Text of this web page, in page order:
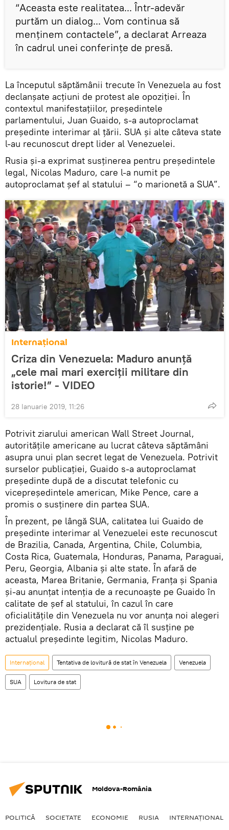
“Aceasta este realitatea... Într-adevăr
purtăm un dialog... Vom continua să
menținem contactele”, a declarat Arreaza
în cadrul unei conferințe de presă.
La începutul săptămânii trecute în Venezuela au fost
declanșate acțiuni de protest ale opoziției. În
contextul manifestațiilor, președintele
parlamentului, Juan Guaido, s-a autoproclamat
președinte interimar al țării. SUA și alte câteva state
l-au recunoscut drept lider al Venezuelei.
Rusia și-a exprimat susținerea pentru președintele
legal, Nicolas Maduro, care l-a numit pe
autoproclamat șef al statului – “o marionetă a SUA”.
Internaţional
Criza din Venezuela: Maduro anunţă
„cele mai mari exerciții militare din
istorie!” - VIDEO
28 Ianuarie 2019, 11:26
Potrivit ziarului american Wall Street Journal,
autoritățile americane au lucrat câteva săptămâni
asupra unui plan secret legat de Venezuela. Potrivit
surselor publicației, Guaido s-a autoproclamat
președinte după de a discutat telefonic cu
vicepreședintele american, Mike Pence, care a
promis o susținere din partea SUA.
În prezent, pe lângă SUA, calitatea lui Guaido de
președinte interimar al Venezuelei este recunoscut
de Brazilia, Canada, Argentina, Chile, Columbia,
Costa Rica, Guatemala, Honduras, Panama, Paraguai,
Peru, Georgia, Albania și alte state. În afară de
aceasta, Marea Britanie, Germania, Franța și Spania
și-au anunțat intenția de a recunoaște pe Guaido în
calitate de șef al statului, în cazul în care
oficialitățile din Venezuela nu vor anunța noi alegeri
prezidențiale. Rusia a declarat că îl susține pe
actualul președinte legitim, Nicolas Maduro.
Internaţional Tentativa de lovitură de stat în Venezuela Venezuela
SUA Lovitura de stat
Moldova-România
POLITICĂ SOCIETATE ECONOMIE RUSIA INTERNAŢIONAL